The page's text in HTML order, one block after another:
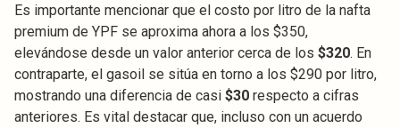
Es importante mencionar que el costo por litro de la nafta
premium de YPF se aproxima ahora a los $350,
elevándose desde un valor anterior cerca de los $320. En
contraparte, el gasoil se sitúa en torno a los $290 por litro,
mostrando una diferencia de casi $30 respecto a cifras
anteriores. Es vital destacar que, incluso con un acuerdo